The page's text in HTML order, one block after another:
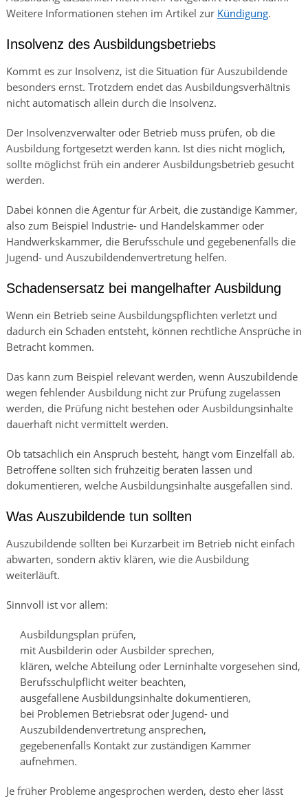
Weitere Informationen stehen im Artikel zur Kündigung.
Insolvenz des Ausbildungsbetriebs
Kommt es zur Insolvenz, ist die Situation für Auszubildende
besonders ernst. Trotzdem endet das Ausbildungsverhältnis
nicht automatisch allein durch die Insolvenz.
Der Insolvenzverwalter oder Betrieb muss prüfen, ob die
Ausbildung fortgesetzt werden kann. Ist dies nicht möglich,
sollte möglichst früh ein anderer Ausbildungsbetrieb gesucht
werden.
Dabei können die Agentur für Arbeit, die zuständige Kammer,
also zum Beispiel Industrie- und Handelskammer oder
Handwerkskammer, die Berufsschule und gegebenenfalls die
Jugend- und Auszubildendenvertretung helfen.
Schadensersatz bei mangelhafter Ausbildung
Wenn ein Betrieb seine Ausbildungspflichten verletzt und
dadurch ein Schaden entsteht, können rechtliche Ansprüche in
Betracht kommen.
Das kann zum Beispiel relevant werden, wenn Auszubildende
wegen fehlender Ausbildung nicht zur Prüfung zugelassen
werden, die Prüfung nicht bestehen oder Ausbildungsinhalte
dauerhaft nicht vermittelt werden.
Ob tatsächlich ein Anspruch besteht, hängt vom Einzelfall ab.
Betroffene sollten sich frühzeitig beraten lassen und
dokumentieren, welche Ausbildungsinhalte ausgefallen sind.
Was Auszubildende tun sollten
Auszubildende sollten bei Kurzarbeit im Betrieb nicht einfach
abwarten, sondern aktiv klären, wie die Ausbildung
weiterläuft.
Sinnvoll ist vor allem:
Ausbildungsplan prüfen,
mit Ausbilderin oder Ausbilder sprechen,
klären, welche Abteilung oder Lerninhalte vorgesehen sind,
Berufsschulpflicht weiter beachten,
ausgefallene Ausbildungsinhalte dokumentieren,
bei Problemen Betriebsrat oder Jugend- und
Auszubildendenvertretung ansprechen,
gegebenenfalls Kontakt zur zuständigen Kammer
aufnehmen.
Je früher Probleme angesprochen werden, desto eher lässt